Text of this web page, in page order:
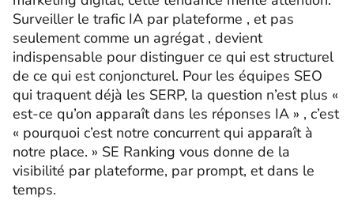
Surveiller le trafic IA par plateforme , et pas
seulement comme un agrégat , devient
indispensable pour distinguer ce qui est structurel
de ce qui est conjoncturel. Pour les équipes SEO
qui traquent déjà les SERP, la question n’est plus «
est-ce qu’on apparaît dans les réponses IA » , c’est
« pourquoi c’est notre concurrent qui apparaît à
notre place. » SE Ranking vous donne de la
visibilité par plateforme, par prompt, et dans le
temps.